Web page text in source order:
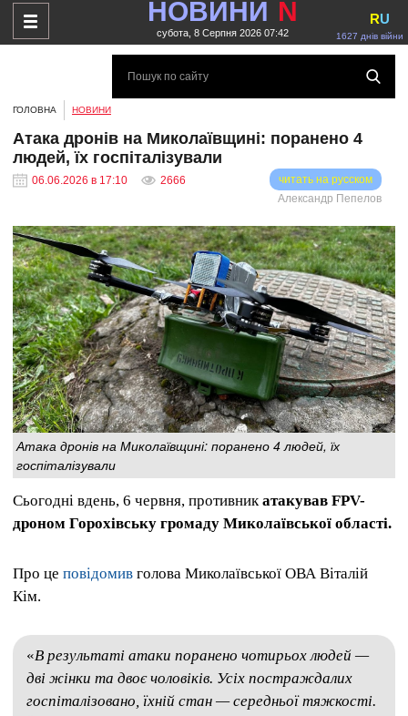
НОВИНИ N
субота, 8 Серпня 2026 07:42 1627 днів війни
RU
ГОЛОВНА НОВИНИ
Атака дронів на Миколаївщині: поранено 4
людей, їх госпіталізували
06.06.2026 в 17:10 2666
читать на русском
Александр Пепелов
Атака дронів на Миколаївщині: поранено 4 людей, їх
госпіталізували
Сьогодні вдень, 6 червня, противникатакував FPV-
дроном Горохівську громаду Миколаївської області.
Про це повідомив голова Миколаївської ОВА Віталій
Кім.
«В результаті атаки поранено чотирьох людей —
дві жінки та двоє чоловіків. Усіх постраждалих
госпіталізовано, їхній стан — середньої тяжкості.